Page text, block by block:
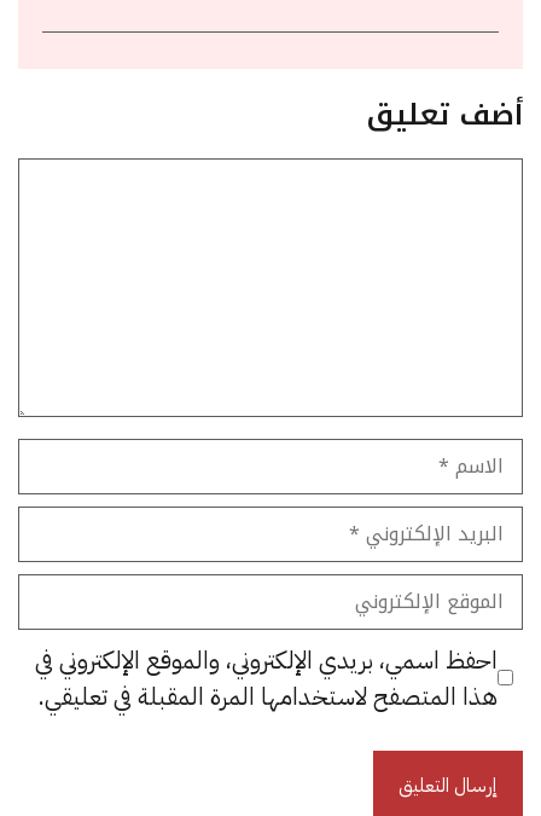
أضف تعليق
الاسم
البريد
الإلكتروني
الموقع
الإلكتروني
احفظ اسمي، بريدي الإلكتروني، والموقع الإلكتروني في
هذا المتصفح لاستخدامها المرة المقبلة في تعليقي.